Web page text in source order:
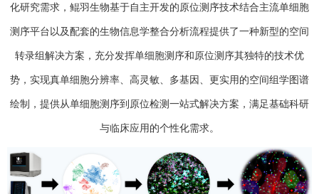
化研究需求，鲲羽生物基于自主开发的原位测序技术结合主流单细胞
测序平台以及配套的生物信息学整合分析流程提供了一种新型的空间
转录组解决方案，充分发挥单细胞测序和原位测序其独特的技术优
势，实现真单细胞分辨率、高灵敏、多基因、更实用的空间组学图谱
绘制，提供从单细胞测序到原位检测一站式解决方案，满足基础科研
与临床应用的个性化需求。